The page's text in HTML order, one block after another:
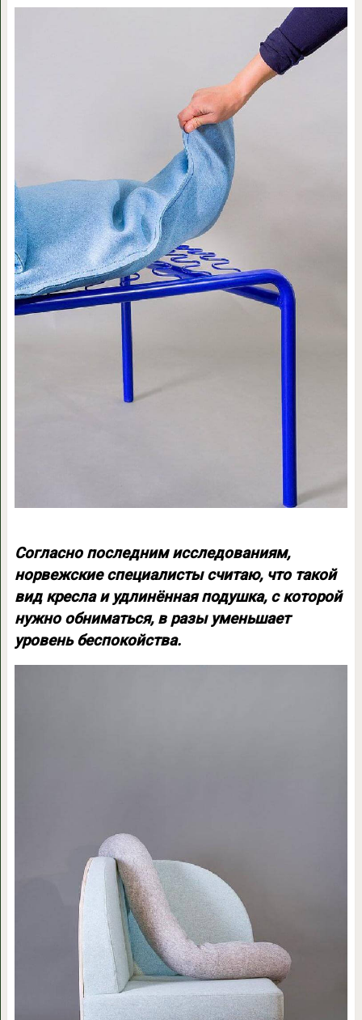
Согласно последним исследованиям,
норвежские специалисты считаю, что такой
вид кресла и удлинённая подушка, с которой
нужно обниматься, в разы уменьшает
уровень беспокойства.